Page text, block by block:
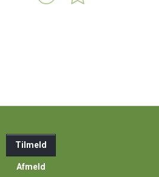
Tilmeld
Afmeld